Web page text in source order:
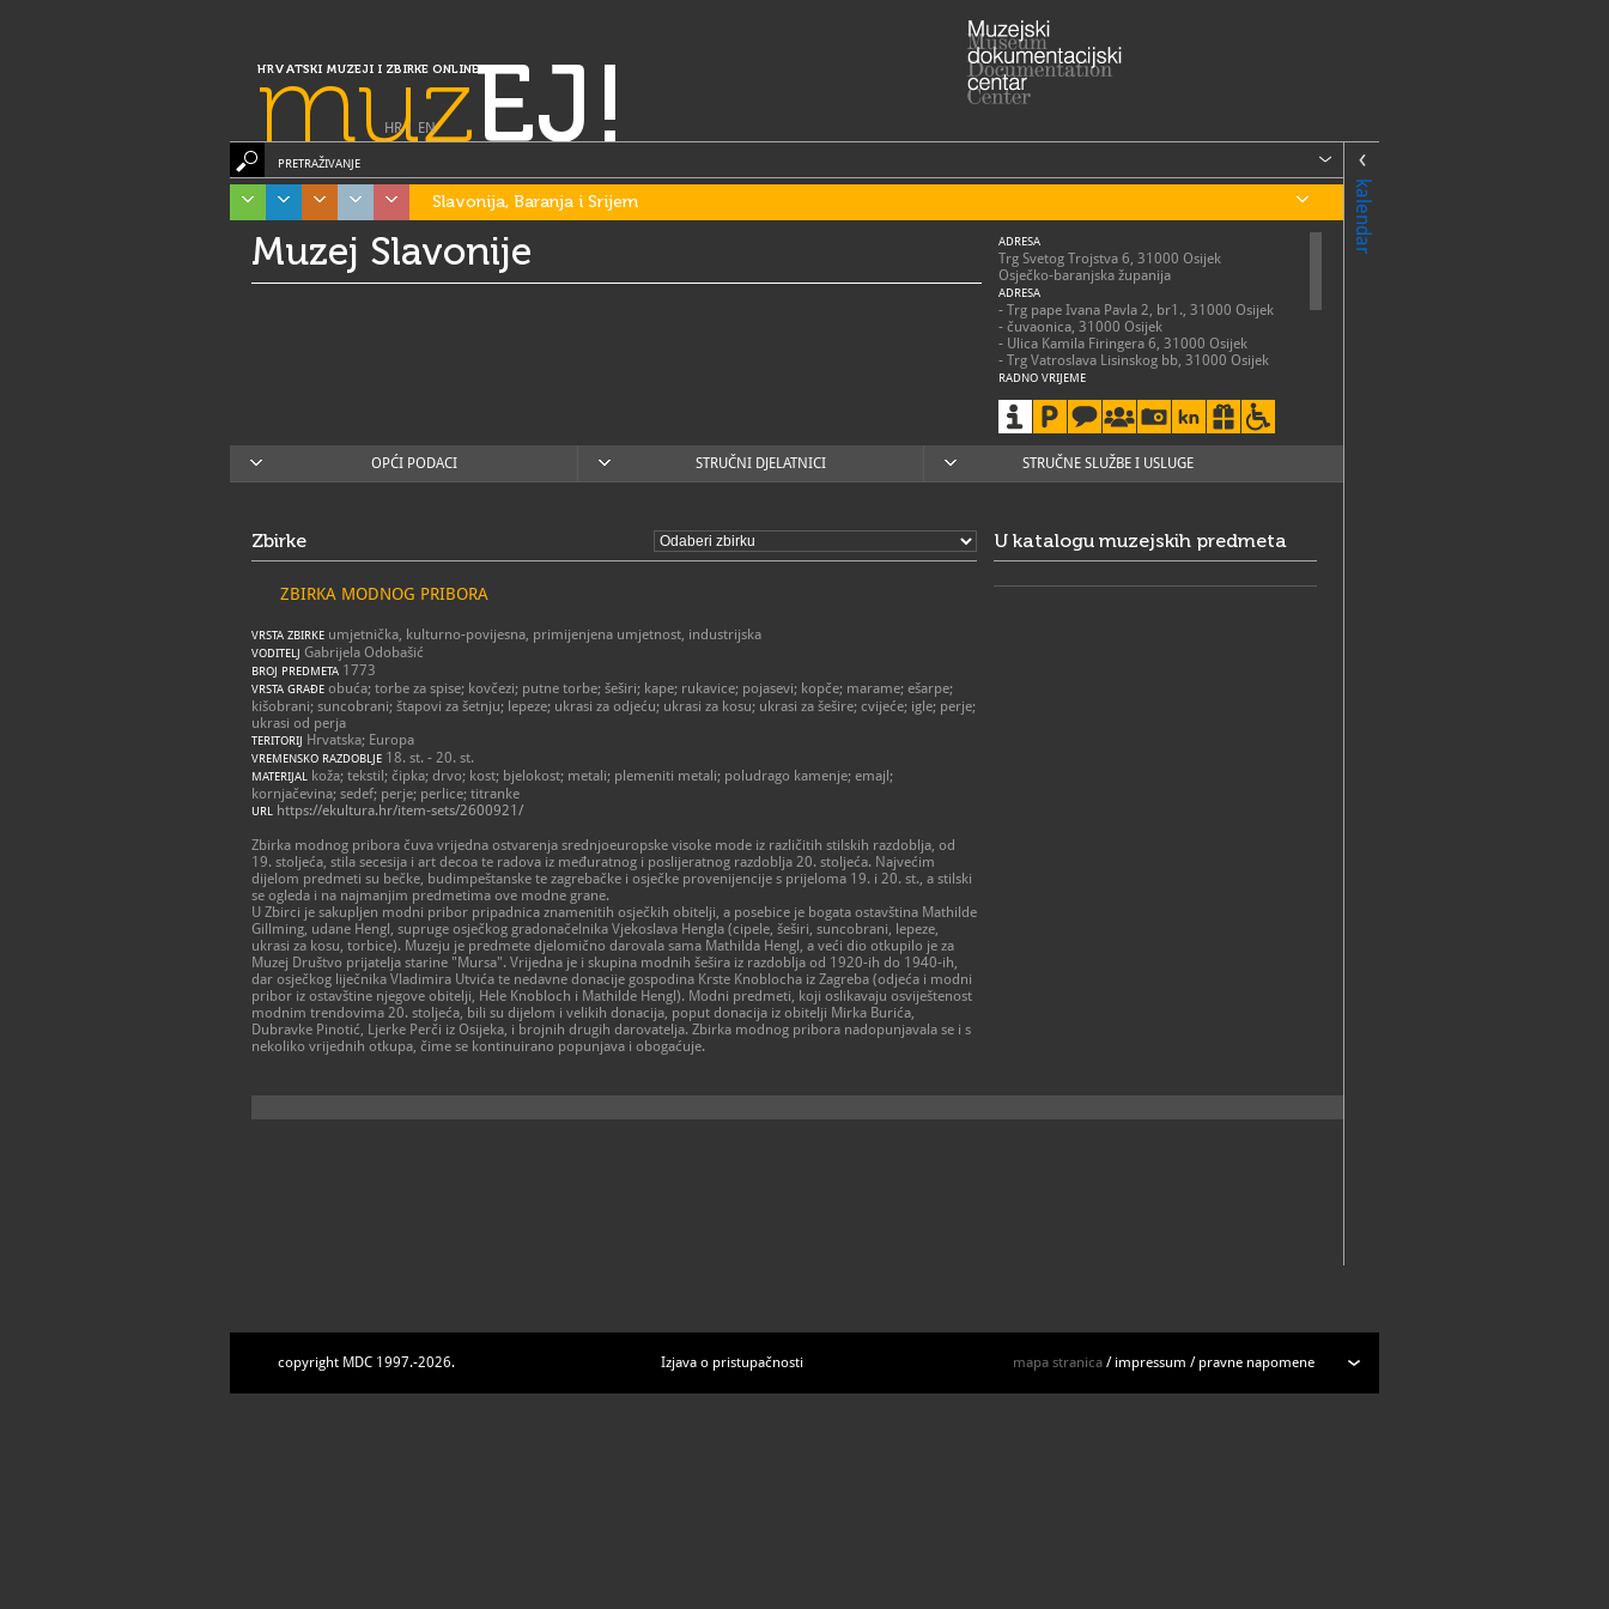
HRVATSKI MUZEJI I ZBIRKE ONLINE
muzEJ!
HR| EN
kalendar
PRETRAŽIVANJE
Slavonija, Baranja i Srijem
Muzej Slavonije ADRESA
Trg Svetog Trojstva 6, 31000 Osijek
Osječko-baranjska županija
ADRESA
- Trg pape Ivana Pavla 2, br1., 31000 Osijek
- čuvaonica, 31000 Osijek
- Ulica Kamila Firingera 6, 31000 Osijek
- Trg Vatroslava Lisinskog bb, 31000 Osijek
RADNO VRIJEME
nedjeljom, ponedjeljkom, državnim
praznicima i blagdanima Muzej je zatvoren za
posjetitelje
031/250-731
W https://mso.hr/
OPĆI PODACI STRUČNI DJELATNICI STRUČNE SLUŽBE I USLUGE
Zbirke
ZBIRKA MODNOG PRIBORA
VRSTA ZBIRKE umjetnička, kulturno-povijesna, primijenjena umjetnost, industrijska
VODITELJ Gabrijela Odobašić
BROJ PREDMETA 1773
VRSTA GRAĐE obuća; torbe za spise; kovčezi; putne torbe; šeširi; kape; rukavice; pojasevi; kopče; marame; ešarpe;
kišobrani; suncobrani; štapovi za šetnju; lepeze; ukrasi za odjeću; ukrasi za kosu; ukrasi za šešire; cvijeće; igle; perje;
ukrasi od perja
TERITORIJ Hrvatska; Europa
VREMENSKO RAZDOBLJE 18. st. - 20. st.
MATERIJAL
koža; tekstil; čipka; drvo; kost; bjelokost; metali; plemeniti metali; poludrago kamenje; emajl;
kornjačevina; sedef; perje; perlice; titranke
URL https://ekultura.hr/item-sets/2600921/
Zbirka modnog pribora čuva vrijedna ostvarenja srednjoeuropske visoke mode iz različitih stilskih razdoblja, od
19. stoljeća, stila secesija i art decoa te radova iz međuratnog i poslijeratnog razdoblja 20. stoljeća. Najvećim
dijelom predmeti su bečke, budimpeštanske te zagrebačke i osječke provenijencije s prijeloma 19. i 20. st., a stilski
se ogleda i na najmanjim predmetima ove modne grane.
U Zbirci je sakupljen modni pribor pripadnica znamenitih osječkih obitelji, a posebice je bogata ostavština Mathilde
Gillming, udane Hengl, supruge osječkog gradonačelnika Vjekoslava Hengla (cipele, šeširi, suncobrani, lepeze,
ukrasi za kosu, torbice). Muzeju je predmete djelomično darovala sama Mathilda Hengl, a veći dio otkupilo je za
Muzej Društvo prijatelja starine "Mursa". Vrijedna je i skupina modnih šešira iz razdoblja od 1920-ih do 1940-ih,
dar osječkog liječnika Vladimira Utvića te nedavne donacije gospodina Krste Knoblocha iz Zagreba (odjeća i modni
pribor iz ostavštine njegove obitelji, Hele Knobloch i Mathilde Hengl). Modni predmeti, koji oslikavaju osviještenost
modnim trendovima 20. stoljeća, bili su dijelom i velikih donacija, poput donacija iz obitelji Mirka Burića,
Dubravke Pinotić, Ljerke Perči iz Osijeka, i brojnih drugih darovatelja. Zbirka modnog pribora nadopunjavala se i s
nekoliko vrijednih otkupa, čime se kontinuirano popunjava i obogaćuje.
U katalogu muzejskih predmeta
copyright MDC 1997.-2026. Izjava o pristupačnosti mapa stranica / impressum / pravne napomene